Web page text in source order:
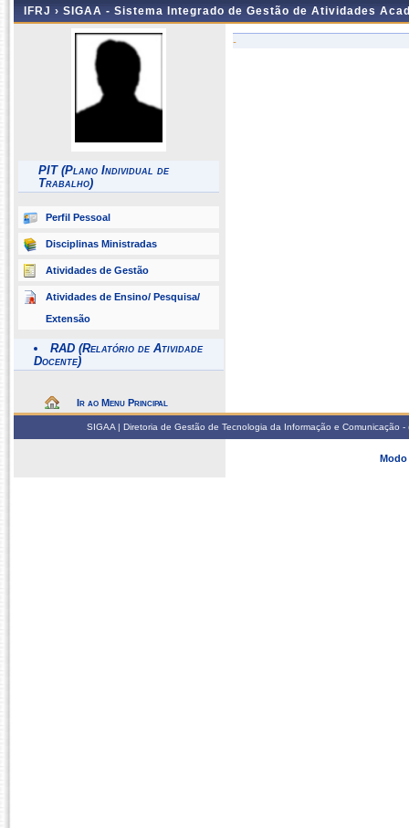
IFRJ › SIGAA - Sistema Integrado de Gestão de Atividades
PIT (Plano Individual de
Trabalho)
Perfil Pessoal
Disciplinas Ministradas
Atividades de Gestão
Atividades de Ensino/ Pesquisa/
Extensão
RAD (Relatório de Atividade
Docente)
Ir ao Menu Principal
-
SIGAA | Diretoria de Gestão de Tecnologia da Informação e
Modo